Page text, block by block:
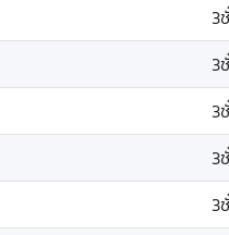
3
3
3
3
3